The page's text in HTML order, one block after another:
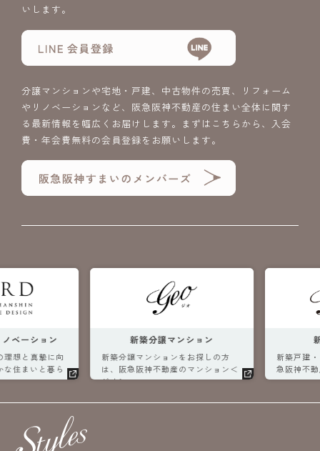
いします。
分譲マンションや宅地・戸建、中古物件の売買、リフォーム
やリノベーションなど、阪急阪神不動産の住まい全体に関す
る最新情報を幅広くお届けします。まずはこちらから、入会
費・年会費無料の会員登録をお願いします。
ーション
想と真摯に向
住まいと暮ら
新築分譲マンション
新築分譲マンションをお探しの方
は、阪急阪神不動産のマンション＜
ジオ＞へ。
新築戸建・
急阪神不動
へ。